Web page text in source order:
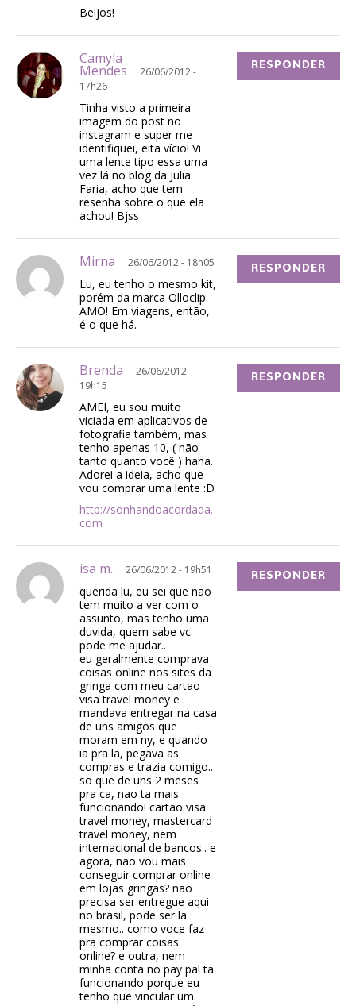
Beijos!
Camyla
Mendes
26/06/2012 -
17h26
Tinha visto a primeira
imagem do post no
instagram e super me
identifiquei, eita vício! Vi
uma lente tipo essa uma
vez lá no blog da Julia
Faria, acho que tem
resenha sobre o que ela
achou! Bjss
RESPONDER
Mirna 26/06/2012 - 18h05
Lu, eu tenho o mesmo kit,
porém da marca Olloclip.
AMO! Em viagens, então,
é o que há.
RESPONDER
Brenda
26/06/2012 -
19h15
AMEI, eu sou muito
viciada em aplicativos de
fotografia também, mas
tenho apenas 10, ( não
tanto quanto você ) haha.
Adorei a ideia, acho que
vou comprar uma lente :D
http://sonhandoacordada.
com
RESPONDER
isa m. 26/06/2012 - 19h51
querida lu, eu sei que nao
tem muito a ver com o
assunto, mas tenho uma
duvida, quem sabe vc
pode me ajudar..
eu geralmente comprava
coisas online nos sites da
gringa com meu cartao
visa travel money e
mandava entregar na casa
de uns amigos que
moram em ny, e quando
ia pra la, pegava as
compras e trazia comigo..
so que de uns 2 meses
pra ca, nao ta mais
funcionando! cartao visa
travel money, mastercard
travel money, nem
internacional de bancos.. e
agora, nao vou mais
conseguir comprar online
em lojas gringas? nao
precisa ser entregue aqui
no brasil, pode ser la
mesmo.. como voce faz
pra comprar coisas
online? e outra, nem
minha conta no pay pal ta
funcionando porque eu
tenho que vincular um
RESPONDER